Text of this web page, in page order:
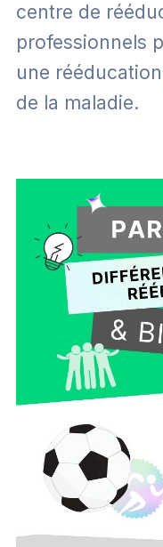
centre de
professionnels
une
de la maladie.